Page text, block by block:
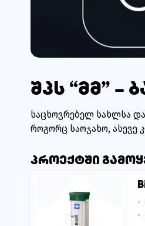
შპს “მმ” –
საცხოვრებელ სახლსა და
როგორც საოჯახო, ასევე
პროექტში